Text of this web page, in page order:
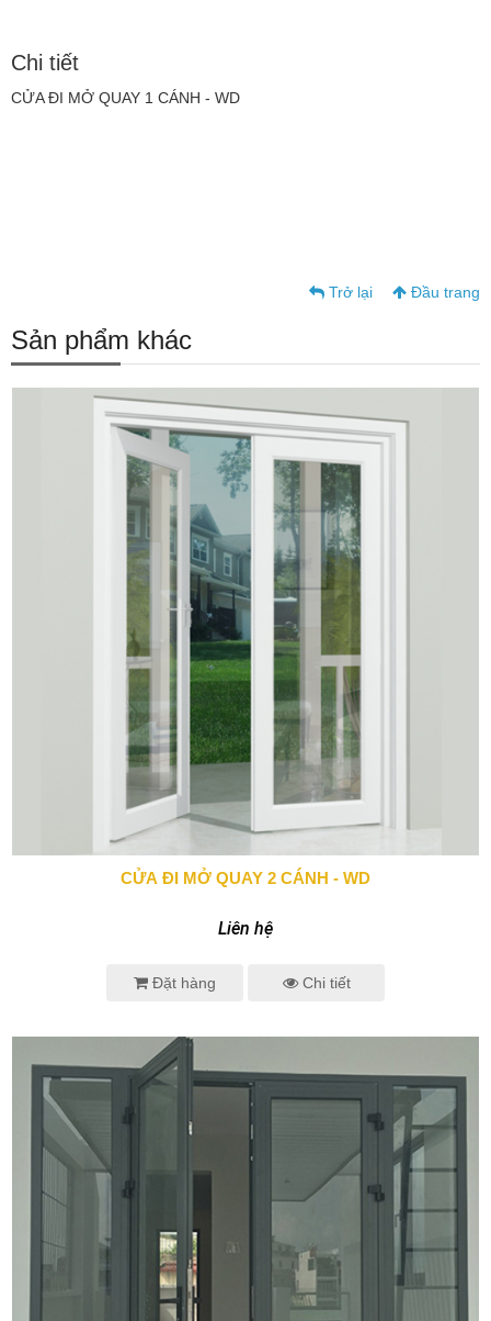
Chi tiết
CỬA ĐI MỞ QUAY 1 CÁNH - WD
Trở lại Đầu trang
Sản phẩm khác
0943 666 466
CỬA ĐI MỞ QUAY 2 CÁNH - WD
Liên hệ
Đặt hàng Chi tiết